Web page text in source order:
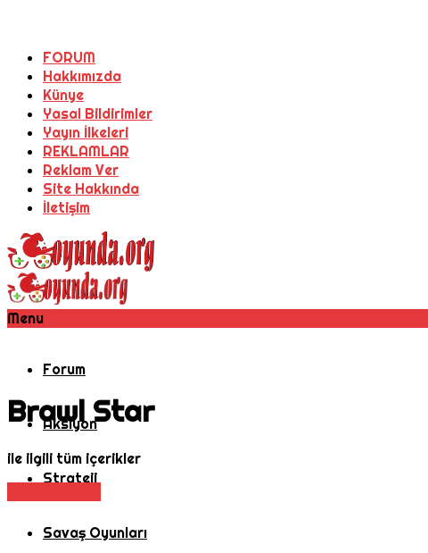
FORUM
Hakkımızda
Künye
Yasal Bildirimler
Yayın İlkeleri
REKLAMLAR
Reklam Ver
Site Hakkında
İletişim
Menu
Forum
Aksiyon
Strateji
Savaş Oyunları
Brawl Star
ile ilgili tüm içerikler